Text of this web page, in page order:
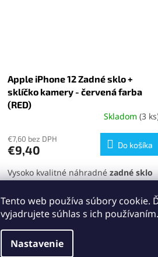
Tento web používa súbory cookie.
vyjadrujete súhlas s ich
Nastavenie
Apple iPhone 12 Zadné sklo +
sklíčko kamery - červená farba
(RED)
produktu
je
z
hviezdičiek.
Skladom (3
€7,60 bez DPH
€9,40 Do košíka
Vysoko kvalitné náhradné zadné sklo
iPhone 12 červenej farby (RED)s
integrovanými sklíčkami na
fotoaparát, ideálne na rýchlu opravu a
obnovenie pôvodného vzhľadu
telefónu. Perfektná kompatibilita a
jednoduchá inštalácia pre maximálnu
spokojnosť.